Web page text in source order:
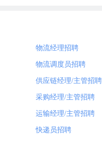
物流经理招聘
物流调度员招聘
供应链经理/主管招聘
采购经理/主管招聘
运输经理/主管招聘
快递员招聘